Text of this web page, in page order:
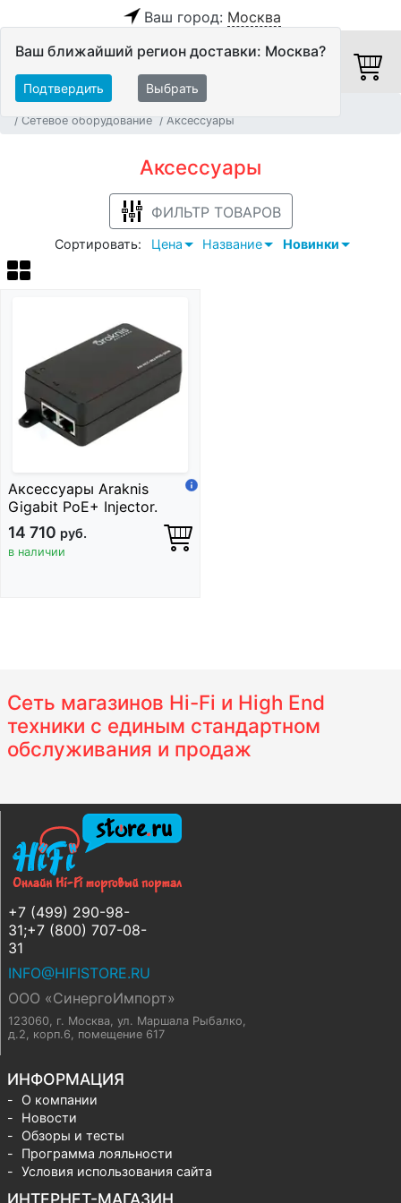
Ваш город: Москва
Ваш ближайший регион доставки: Москва?
Подтвердить Выбрать
Сетевое оборудование
Аксессуары
Аксессуары
ФИЛЬТР ТОВАРОВ
Сортировать: Цена Название Новинки
Аксессуары Araknis
Gigabit PoE+ Injector.
14 710 руб.
в наличии
Сеть магазинов Hi-Fi и High End
техники с единым стандартном
обслуживания и продаж
+7 (499) 290-98-
31;+7 (800) 707-08-
31
INFO@HIFISTORE.RU
ООО «СинергоИмпорт»
123060, г. Москва, ул. Маршала Рыбалко,
д.2, корп.6, помещение 617
ИНФОРМАЦИЯ
О компании
Новости
Обзоры и тесты
Программа лояльности
Условия использования сайта
ИНТЕРНЕТ-МАГАЗИН